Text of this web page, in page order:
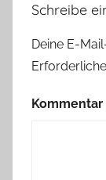
Schreibe
Deine E-
Kommentar